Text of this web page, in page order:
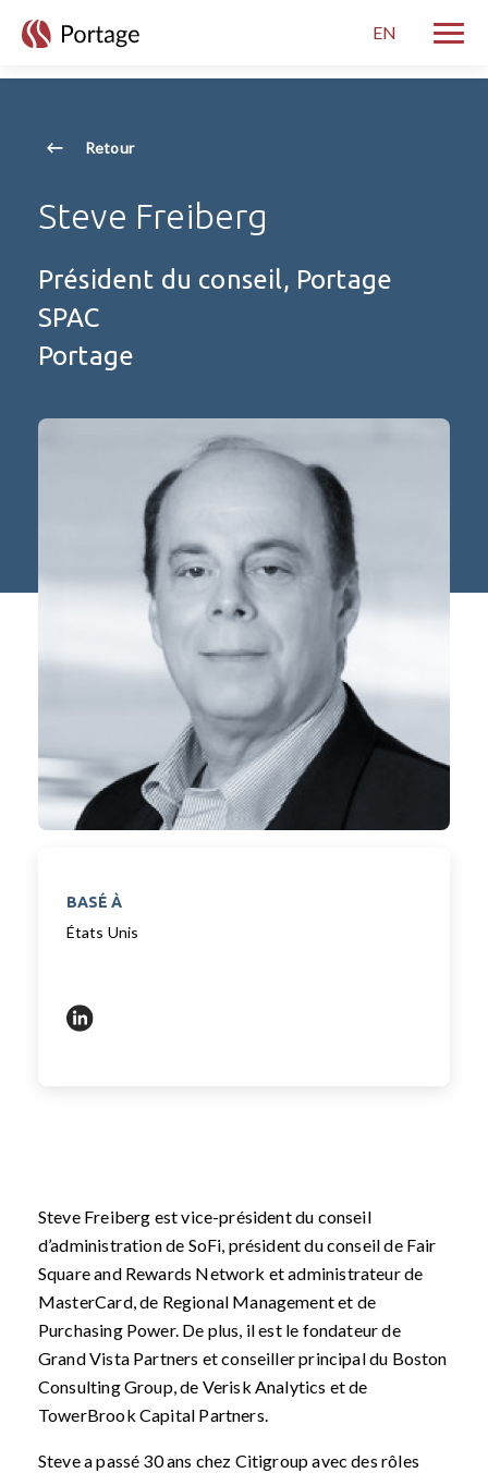
EN
Retour
Steve Freiberg
Président du conseil, Portage
SPAC
Portage
BASÉ À
États Unis
https://www.linkedin.com/in/steve-freiberg-
Steve Freiberg est vice-président du conseil
d’administration de SoFi, président du conseil de Fair
Square and Rewards Network et administrateur de
MasterCard, de Regional Management et de
Purchasing Power. De plus, il est le fondateur de
Grand Vista Partners et conseiller principal du Boston
Consulting Group, de Verisk Analytics et de
TowerBrook Capital Partners.
Steve a passé 30 ans chez Citigroup avec des rôles